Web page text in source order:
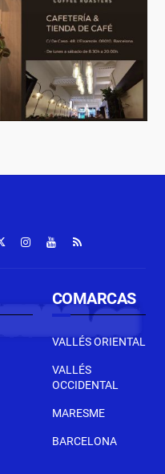
COMARCAS
VALLÉS ORIENTAL
VALLÉS
OCCIDENTAL
MARESME
BARCELONA